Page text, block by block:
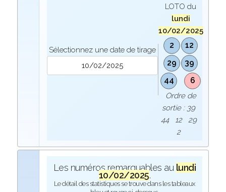
Sélectionnez une date de tirage
LOTO du
lundi
10/02/2025
2
12
29
39
44
6
Ordre de
sortie : 39
44 12 29
2
Les numéros remarquables au lundi
10/02/2025.
Le détail des statistiques se trouve dans les tableaux